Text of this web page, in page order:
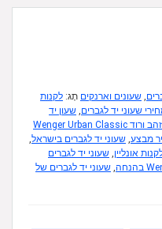
, שעונים וארנקים תָג: לקנות
שעוני יד לגברים, שעון יד
אנלוגי לגברים עם רצועת Stainless Steel זהב ורוד Wenger Urban Classic
מבצע, שעוני יד לגברים בישראל,
אונליין, שעוני יד לגברים
, שעוני יד לגברים של